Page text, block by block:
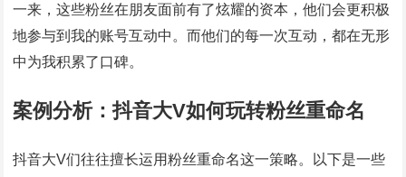
一来，这些粉丝在朋友面前有了炫耀的资本，他们会更积极
地参与到我的账号互动中。而他们的每一次互动，都在无形
中为我积累了口碑。
案例分析：抖音大V如何玩转粉丝重命名
抖音大V们往往擅长运用粉丝重命名这一策略。以下是一些